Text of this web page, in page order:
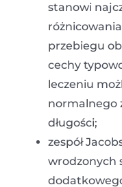
stanowi
przebiegu
cechy
leczeniu
normalnego
długości;
zespół
wrodzonych